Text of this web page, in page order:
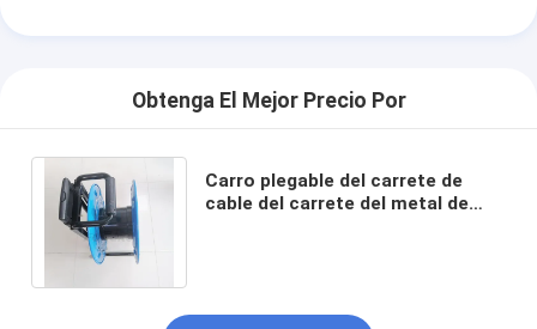
Obtenga El Mejor Precio Por
Carro plegable del carrete de
cable del carrete del metal de